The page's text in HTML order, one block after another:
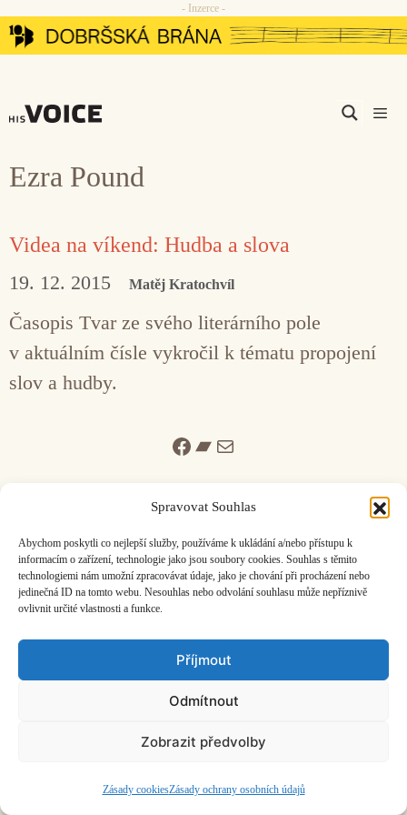
Spravovat Souhlas
Abychom poskytli co nejlepší služby, používáme k ukládání a/nebo přístupu k
informacím o zařízení, technologie jako jsou soubory cookies. Souhlas s těmito
technologiemi nám umožní zpracovávat údaje, jako je chování při procházení nebo
jedinečná ID na tomto webu. Nesouhlas nebo odvolání souhlasu může nepříznivě
ovlivnit určité vlastnosti a funkce.
Příjmout
Odmítnout
Zobrazit předvolby
Zásady cookiesZásady ochrany osobních údajů
Přeskočit
na
- Inzerce -
Ezra Pound
Videa na víkend: Hudba a slova
19. 12. 2015 Matěj Kratochvíl
Časopis Tvar ze svého literárního pole
v aktuálním čísle vykročil k tématu propojení
slov a hudby.
Facebook
Bandcamp
Mail
ČASOPIS O JINÉ HUDBĚ | vydává Hudební informační středisko|
založeno 2001 | Kontaktujte nás:info@hisvoice.cz
©2026 HISvoice – design a admin